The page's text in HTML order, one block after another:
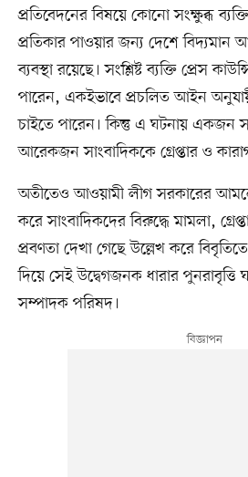
প্রতিবেদনের বিষয়ে কোনো সংক্ষুব্ধ
প্রতিকার পাওয়ার জন্য দেশে বিদ্যমান
ব্যবস্থা রয়েছে। সংশ্লিষ্ট ব্যক্তি প্রেস
পারেন, একইভাবে প্রচলিত আইন
চাইতে পারেন। কিন্তু এ ঘটনায় একজন
আরেকজন সাংবাদিককে গ্রেপ্তার ও
অতীতেও আওয়ামী লীগ সরকারের
করে সাংবাদিকদের বিরুদ্ধে মামলা,
প্রবণতা দেখা গেছে উল্লেখ করে
দিয়ে সেই উদ্বেগজনক ধারার
সম্পাদক পরিষদ।